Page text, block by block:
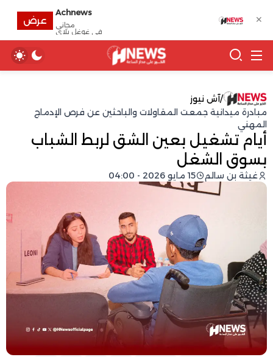
/آش نيوز
مبادرة ميدانية جمعت المقاولات والباحثين عن فرص الإدماج
المهني
أيام تشغيل بعين الشق لربط الشباب
بسوق الشغل
غيثة بن سالم 15 مايو 2026 - 04:00
✕
Achnews
مجانى
في غوغل بلاي
عرض